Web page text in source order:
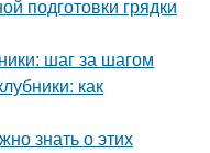
подготовки грядки
шаг за шагом
как
знать о этих